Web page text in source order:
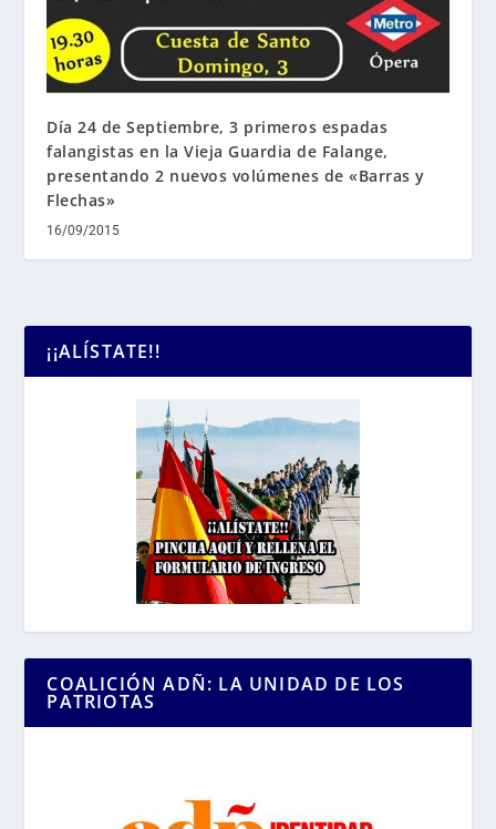
Día 24 de Septiembre, 3 primeros espadas
falangistas en la Vieja Guardia de Falange,
presentando 2 nuevos volúmenes de «Barras y
Flechas»
16/09/2015
¡¡ALÍSTATE!!
COALICIÓN ADÑ: LA UNIDAD DE LOS
PATRIOTAS